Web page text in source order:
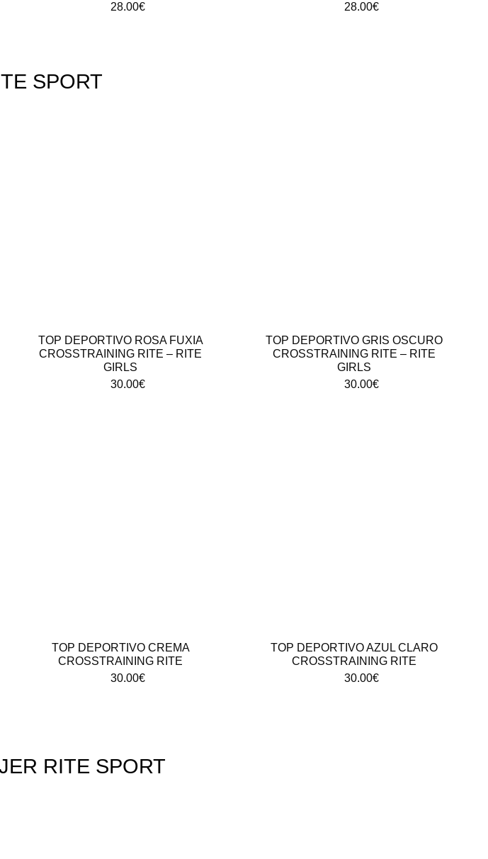
28.00€
28.00€
SPORT
TOP DEPORTIVO ROSA FUXIA
CROSSTRAINING RITE – RITE
GIRLS
30.00€
TOP DEPORTIVO GRIS OSCURO
CROSSTRAINING RITE – RITE
GIRLS
30.00€
TOP DEPORTIVO CREMA
CROSSTRAINING RITE
30.00€
TOP DEPORTIVO AZUL CLARO
CROSSTRAINING RITE
30.00€
RITE SPORT